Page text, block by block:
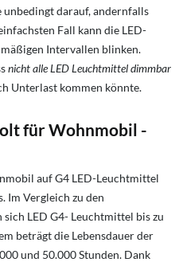
unbedingt darauf, andernfalls
Fall kann die LED-
Intervallen blinken.
nicht alle LED Leuchtmittel dimmbar
Unterlast kommen könnte.
für Wohnmobil -
auf G4 LED-Leuchtmittel
Im Vergleich zu den
LED G4- Leuchtmittel bis zu
beträgt die Lebensdauer der
und 50.000 Stunden. Dank